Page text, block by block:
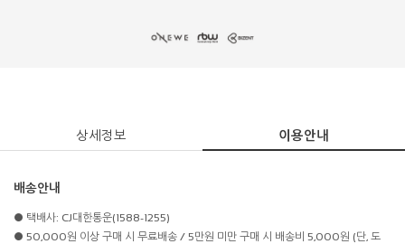
상세정보 이용안내
배송안내
● 택배사: CJ대한통운(1588-1255)
● 50,000원 이상 구매 시 무료배송 / 5만원 미만 구매 시 배송비 5,000원 (단, 도